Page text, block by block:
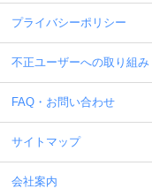
プライバシーポリシー
不正ユーザーへの取り組み
FAQ・お問い合わせ
サイトマップ
会社案内